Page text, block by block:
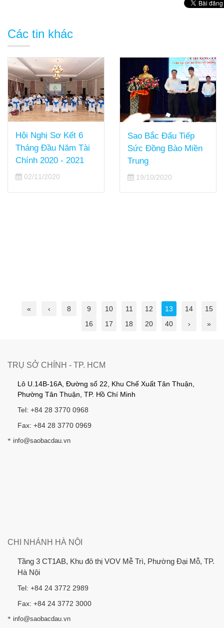
Các tin khác
Hội Nghị Sơ Kết 6
Tháng Đầu Năm Tài
Chính 2020 - 2021
02/11/2020
Sao Bắc Đẩu Tiếp
Sức Đồng Bào Miền
Trung
19/10/2020
« ‹ 8 9 10 11 12 13 14
15
16
17 18 20 40 › »
TRỤ SỞ CHÍNH - TP. HCM
Lô U.14B-16A, Đường số 22, Khu Chế Xuất Tân Thuận,
Phường Tân Thuận, TP. Hồ Chí Minh
Tel: +84 28 3770 0968
Fax: +84 28 3770 0969
* info@saobacdau.vn
CHI NHÁNH HÀ NỘI
Tầng 3 CT1AB, Khu đô thị VOV Mễ Trì, Phường Đại Mỗ, TP.
Hà Nội
Tel: +84 24 3772 2989
Fax: +84 24 3772 3000
* info@saobacdau.vn